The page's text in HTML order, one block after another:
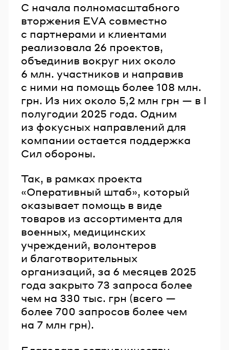
С начала полномасштабного
вторжения EVA совместно
с партнерами и клиентами
реализовала 26 проектов,
объединив вокруг них около
6 млн. участников и направив
с ними на помощь более 108 млн.
грн. Из них около 5,2 млн грн — в I
полугодии 2025 года. Одним
из фокусных направлений для
компании остается поддержка
Сил обороны.
Так, в рамках проекта
«Оперативный штаб», который
оказывает помощь в виде
товаров из ассортимента для
военных, медицинских
учреждений, волонтеров
и благотворительных
организаций, за 6 месяцев 2025
года закрыто 73 запроса более
чем на 330 тыс. грн (всего —
более 700 запросов более чем
на 7 млн грн).